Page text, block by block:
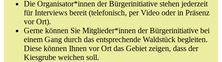
Die Organisator*innen der Bürgerinitiative stehen jederzeit
für Interviews bereit (telefonisch, per Video oder in Präsenz
vor Ort).
Gerne können Sie Mitglieder*innen der Bürgerinitiative bei
einem Gang durch das entsprechende Waldstück begleiten.
Diese können Ihnen vor Ort das Gebiet zeigen, dass der
Kiesgrube weichen soll.